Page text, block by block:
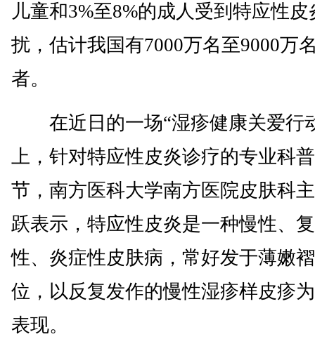
儿童和3%至8%的成人受到特应性皮
扰，估计我国有7000万名至9000万
者。
在近日的一场“湿疹健康关爱行
上，针对特应性皮炎诊疗的专业科
节，南方医科大学南方医院皮肤科
跃表示，特应性皮炎是一种慢性、
性、炎症性皮肤病，常好发于薄嫩
位，以反复发作的慢性湿疹样皮疹
表现。